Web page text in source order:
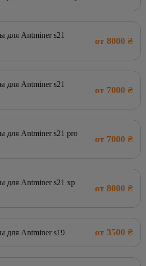
для Antminer s21
от 8000 ₴
для Antminer s21
от 7000 ₴
для Antminer s21 pro
от 7000 ₴
для Antminer s21 xp
от 8000 ₴
для Antminer s19 от 3500 ₴